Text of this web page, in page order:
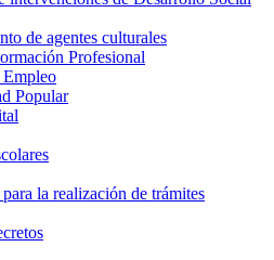
de agentes culturales
Profesional
Popular
la realización de trámites